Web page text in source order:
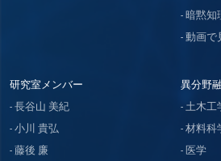
暗黙知
動画で
研究室メンバー
長谷山 美紀
小川 貴弘
藤後 廉
異分野
土木工
材料科
医学